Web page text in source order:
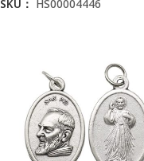
SKU： HS00004446